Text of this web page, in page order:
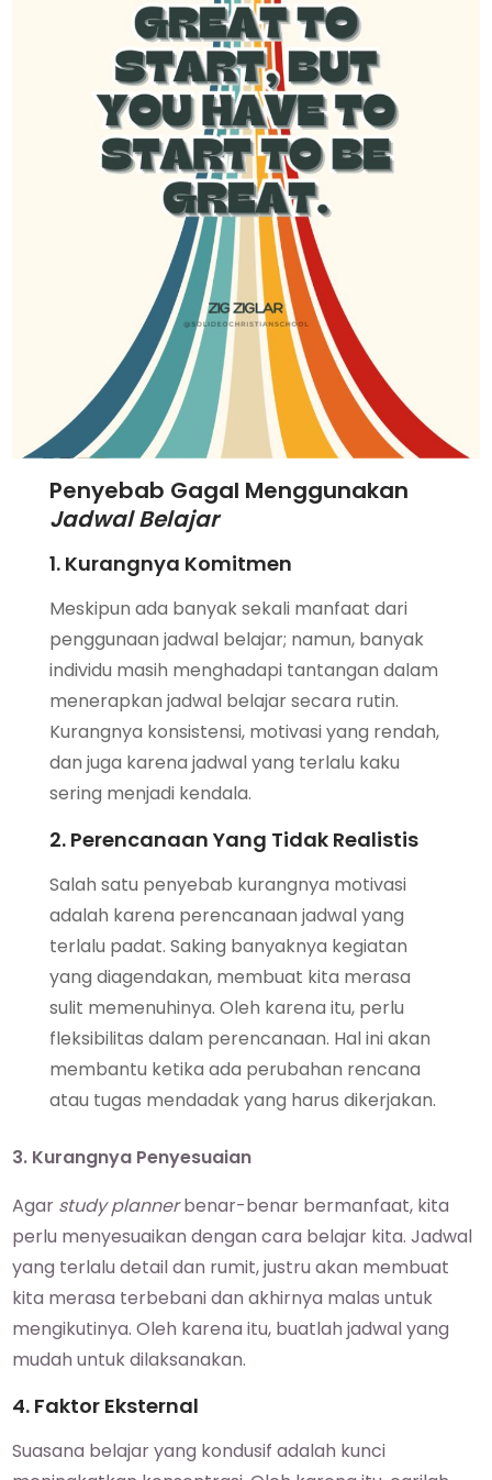
Penyebab Gagal Menggunakan
Jadwal Belajar
1. Kurangnya Komitmen
Meskipun ada banyak sekali manfaat dari
penggunaan jadwal belajar; namun, banyak
individu masih menghadapi tantangan dalam
menerapkan jadwal belajar secara rutin.
Kurangnya konsistensi, motivasi yang rendah,
dan juga karena jadwal yang terlalu kaku
sering menjadi kendala.
2. Perencanaan Yang Tidak Realistis
Salah satu penyebab kurangnya motivasi
adalah karena perencanaan jadwal yang
terlalu padat. Saking banyaknya kegiatan
yang diagendakan, membuat kita merasa
sulit memenuhinya. Oleh karena itu, perlu
fleksibilitas dalam perencanaan. Hal ini akan
membantu ketika ada perubahan rencana
atau tugas mendadak yang harus dikerjakan.
3. Kurangnya Penyesuaian
Agar study plannerbenar-benar bermanfaat, kita
perlu menyesuaikan dengan cara belajar kita. Jadwal
yang terlalu detail dan rumit, justru akan membuat
kita merasa terbebani dan akhirnya malas untuk
mengikutinya. Oleh karena itu, buatlah jadwal yang
mudah untuk dilaksanakan.
4. Faktor Eksternal
Suasana belajar yang kondusif adalah kunci